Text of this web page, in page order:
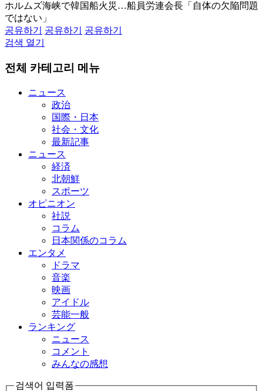
ホルムズ海峡で韓国船火災…船員労連会長「自体の欠陥問題
ではない」
공유하기
공유하기
공유하기
검색 열기
전체 카테고리 메뉴
ニュース
政治
国際・日本
社会・文化
最新記事
ニュース
経済
北朝鮮
スポーツ
オピニオン
社説
コラム
日本関係のコラム
エンタメ
ドラマ
音楽
映画
アイドル
芸能一般
ランキング
ニュース
コメント
みんなの感想
검색어 입력폼